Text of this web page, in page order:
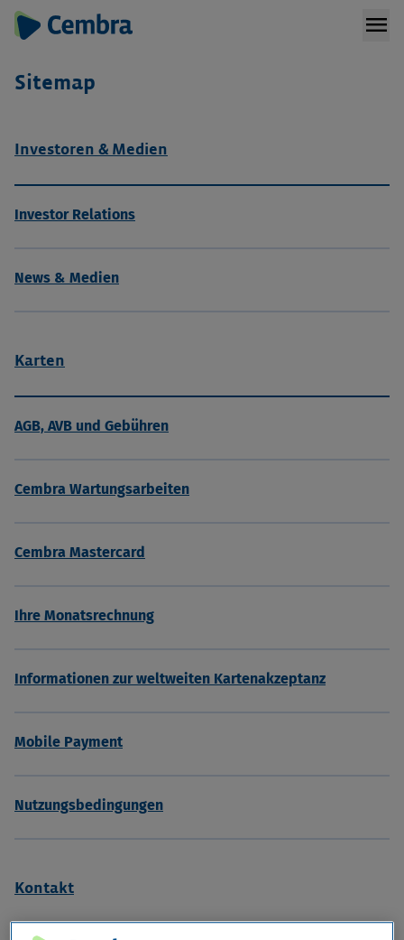
menu
Sitemap
Investoren & Medien
Investor Relations
News & Medien
Karten
AGB, AVB und Gebühren
Cembra Wartungsarbeiten
Cembra Mastercard
Ihre Monatsrechnung
Informationen zur weltweiten Kartenakzeptanz
Mobile Payment
Nutzungsbedingungen
Kontakt